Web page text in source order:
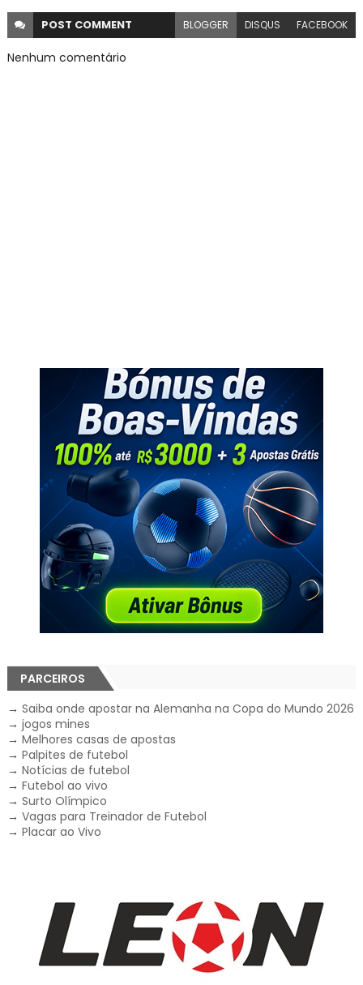
POST COMMENT BLOGGER DISQUS FACEBOOK
Nenhum comentário
PARCEIROS
→ Saiba onde apostar na Alemanha na Copa do Mundo 2026
→ jogos mines
→ Melhores casas de apostas
→ Palpites de futebol
→ Notícias de futebol
→ Futebol ao vivo
→ Surto Olímpico
→ Vagas para Treinador de Futebol
→ Placar ao Vivo